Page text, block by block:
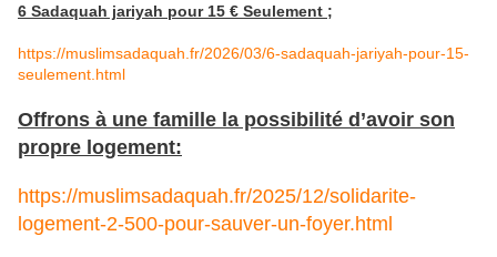
6 Sadaquah jariyah pour 15 € Seulement ;
https://muslimsadaquah.fr/2026/03/6-sadaquah-jariyah-pour-15-
seulement.html
Offrons à une famille la possibilité d’avoir son
propre logement:
https://muslimsadaquah.fr/2025/12/solidarite-
logement-2-500-pour-sauver-un-foyer.html